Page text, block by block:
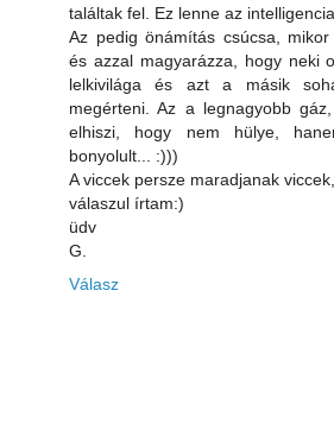
találtak fel. Ez lenne az
Az pedig önámítás csúcsa,
és azzal magyarázza, hogy neki
lelkivilága és azt a másik
megérteni. Az a legnagyobb
elhiszi, hogy nem hülye,
bonyolult... :)))
A viccek persze maradjanak
válaszul írtam:)
üdv
G.
Válasz